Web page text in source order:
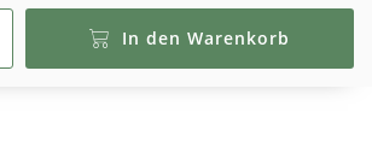
In den Warenkorb